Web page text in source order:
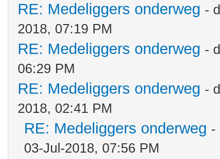
RE: Medeliggers onderweg -
2018, 07:19 PM
RE: Medeliggers onderweg -
06:29 PM
RE: Medeliggers onderweg -
2018, 02:41 PM
RE: Medeliggers onderweg -
03-Jul-2018, 07:56 PM